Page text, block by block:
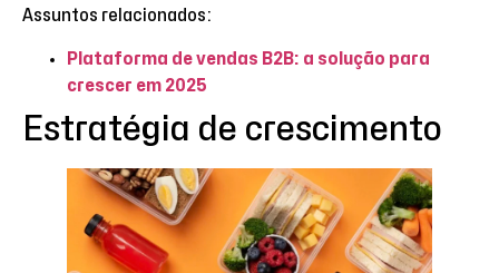
Assuntos relacionados:
Plataforma de vendas B2B: a solução para
crescer em 2025
Estratégia de crescimento